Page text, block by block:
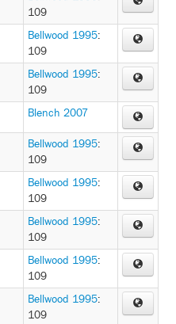
109
Bellwood 1995:
109
Bellwood 1995:
109
Blench 2007
Bellwood 1995:
109
Bellwood 1995:
109
Bellwood 1995:
109
Bellwood 1995:
109
Bellwood 1995:
109